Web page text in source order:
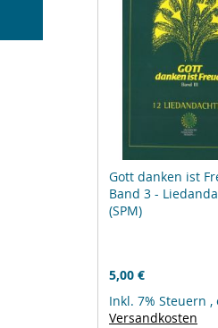
Gott danken ist
Band 3 -
(SPM)
5,00 €
Inkl. 7% Steuern ,
Versandkosten